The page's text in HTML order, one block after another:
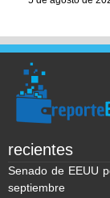
recientes
Senado de EEUU
septiembre